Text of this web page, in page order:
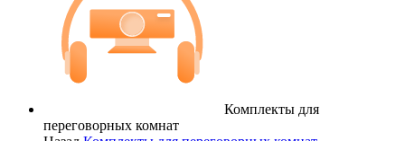
Комплекты для
переговорных комнат